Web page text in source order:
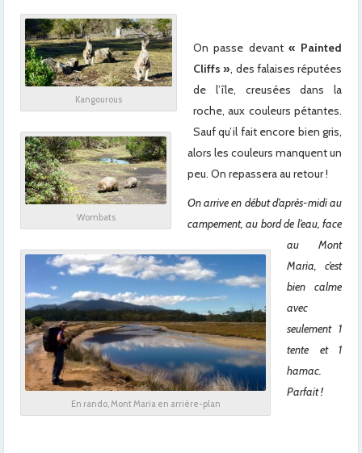
Kangourous
Wombats
On passe devant « Painted
Cliffs », des falaises réputées
de l’île, creusées dans la
roche, aux couleurs pétantes.
Sauf qu’il fait encore bien gris,
alors les couleurs manquent un
peu. On repassera au retour !
En rando, Mont Maria en arrière-plan
On arrive en début d’après-midi au
campement, au bord de l’eau, face
au Mont
Maria, c’est
bien calme
avec
seulement 1
tente et 1
hamac.
Parfait !